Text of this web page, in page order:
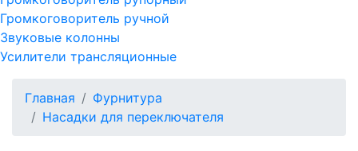
Громкоговоритель ручной
Звуковые колонны
Усилители трансляционные
Главная
Фурнитура
Насадки для переключателя